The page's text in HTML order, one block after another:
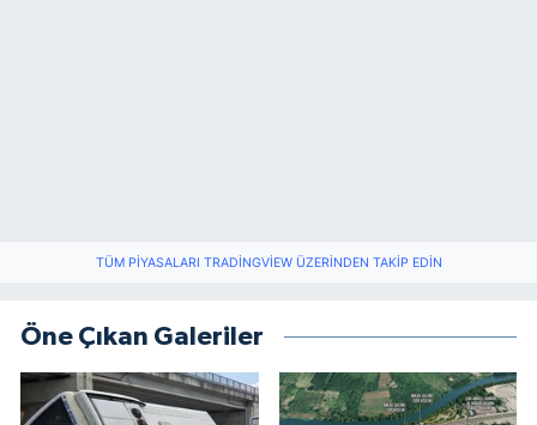
TÜM PIYASALARI TRADINGVIEW ÜZERINDEN TAKIP EDIN
Öne Çıkan Galeriler